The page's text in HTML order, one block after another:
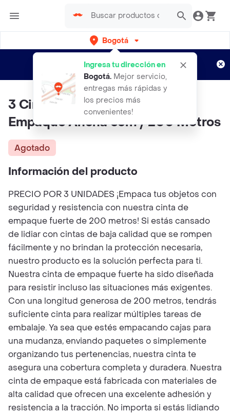
Bogotá
Ingresa tu dirección en
Bogotá. Mejor servicio,
entregas más rápidas y
los precios más
convenientes!
envíos gratis por semanas
Aplican TyC
3 Cinta Adhesiva Fuerte Para
Empaque Ancha 5cm / 200 Metros
Agotado
Información del producto
PRECIO POR 3 UNIDADES ¡Empaca tus objetos con
seguridad y resistencia con nuestra cinta de
empaque fuerte de 200 metros! Si estás cansado
de lidiar con cintas de baja calidad que se rompen
fácilmente y no brindan la protección necesaria,
nuestro producto es la solución perfecta para ti.
Nuestra cinta de empaque fuerte ha sido diseñada
para resistir incluso las situaciones más exigentes.
Con una longitud generosa de 200 metros, tendrás
suficiente cinta para realizar múltiples tareas de
embalaje. Ya sea que estés empacando cajas para
una mudanza, enviando paquetes o simplemente
organizando tus pertenencias, nuestra cinta te
asegura una cobertura completa y duradera. Nuestra
cinta de empaque está fabricada con materiales de
alta calidad que ofrecen una excelente adhesión y
resistencia a la tracción. No importa si estás lidiando